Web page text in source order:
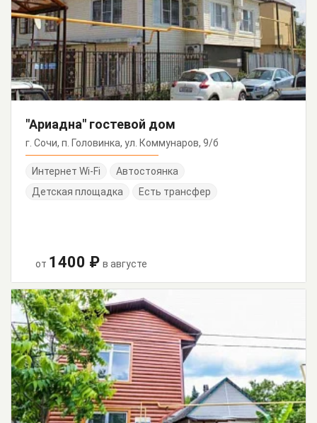
"Ариадна" гостевой дом
г. Сочи, п. Головинка, ул. Коммунаров, 9/б
Интернет Wi-Fi
Автостоянка
Детская площадка
Есть трансфер
от 1400 ₽ в августе